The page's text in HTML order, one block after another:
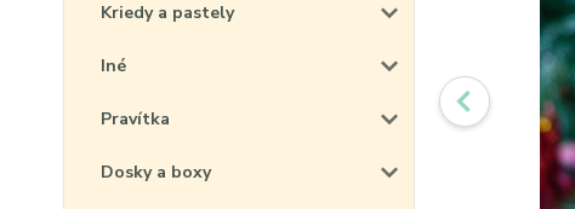
Kriedy a pastely
Iné
Pravítka
Dosky a boxy